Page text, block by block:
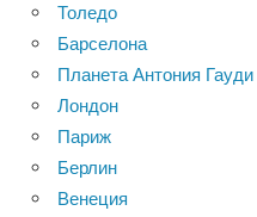
Толедо
Барселона
Планета Антония Гауди
Лондон
Париж
Берлин
Венеция